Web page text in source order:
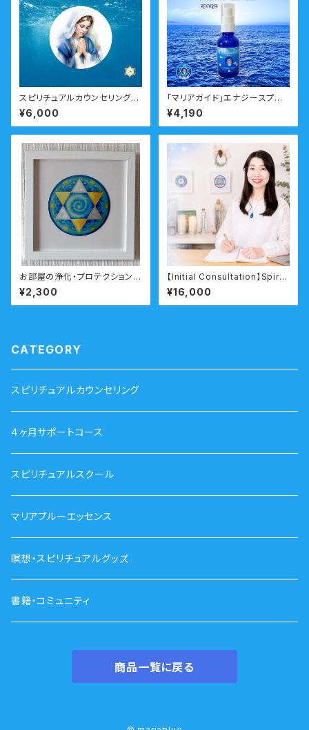
スピリチュアルカウンセリング
延長30分
¥6,000
「マリアガイド」エナジースプレ
ー ーマリアとつながる・ガイド
とつながるー 瞑想音声ガイド
付き ウォーターエッセンス
¥4,190
お部屋の浄化・プロテクション
「マリアヒーリングアート」【Se
a・癒し】
¥2,300
【Initial Consultation】Spirit
ual Consultation & Spiritual
Advisory Services for Bu
siness
¥16,000
CATEGORY
スピリチュアルカウンセリング
４ヶ月サポートコース
スピリチュアルスクール
マリアブルーエッセンス
瞑想・スピリチュアルグッズ
書籍・コミュニティ
商品一覧に戻る